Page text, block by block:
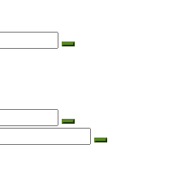
Suche
Suche
Suche